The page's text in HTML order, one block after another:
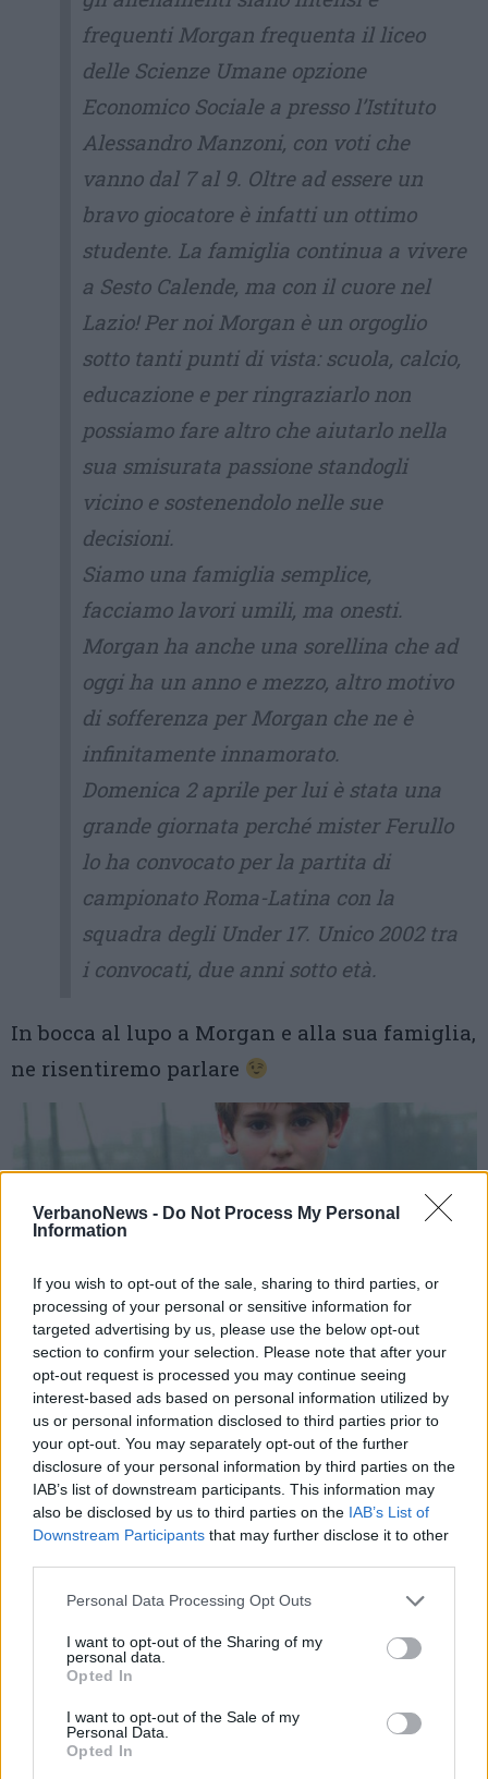
VerbanoNews - Do Not Process My Personal
Information
If you wish to opt-out of the sale, sharing to third parties, or
processing of your personal or sensitive information for
targeted advertising by us, please use the below opt-out
section to confirm your selection. Please note that after your
opt-out request is processed you may continue seeing
interest-based ads based on personal information utilized by
us or personal information disclosed to third parties prior to
your opt-out. You may separately opt-out of the further
disclosure of your personal information by third parties on the
IAB’s list of downstream participants. This information may
also be disclosed by us to third parties on the IAB’s List of
Downstream Participants that may further disclose it to other
Personal Data Processing Opt Outs
I want to opt-out of the Sharing of my
personal data.
Opted In
I want to opt-out of the Sale of my
Personal Data.
Opted In
frequenti Morgan frequenta il liceo
delle Scienze Umane opzione
Economico Sociale a presso l’Istituto
Alessandro Manzoni, con voti che
vanno dal 7 al 9. Oltre ad essere un
bravo giocatore è infatti un ottimo
studente. La famiglia continua a vivere
a Sesto Calende, ma con il cuore nel
Lazio! Per noi Morgan è un orgoglio
sotto tanti punti di vista: scuola, calcio,
educazione e per ringraziarlo non
possiamo fare altro che aiutarlo nella
sua smisurata passione standogli
vicino e sostenendolo nelle sue
decisioni.
Siamo una famiglia semplice,
facciamo lavori umili, ma onesti.
Morgan ha anche una sorellina che ad
oggi ha un anno e mezzo, altro motivo
di sofferenza per Morgan che ne è
infinitamente innamorato.
Domenica 2 aprile per lui è stata una
grande giornata perché mister Ferullo
lo ha convocato per la partita di
campionato Roma-Latina con la
squadra degli Under 17. Unico 2002 tra
i convocati, due anni sotto età.
In bocca al lupo a Morgan e alla sua famiglia,
ne risentiremo parlare
“FIGLI DI UN GOL MINORE”–Tutti gli
articoli della nostra rubrica sul “calcio
nascosto”
Tutti gli eventi